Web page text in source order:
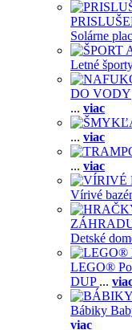
Solárne
Letné
DO VODY
... viac
... viac
... viac
Vírivé
Detské
LEGO®
DUP ...
Bábiky
viac